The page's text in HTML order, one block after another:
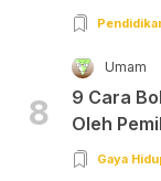
8
Umam
9 Cara
Oleh
Gaya